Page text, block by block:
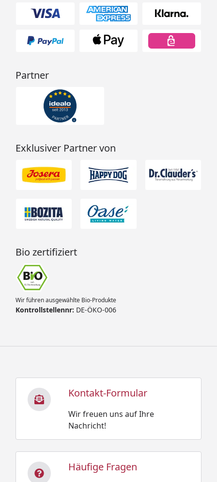
Partner
Exklusiver Partner von
Bio zertifiziert
Wir führen ausgewählte Bio-Produkte
Kontrollstellennr: DE-ÖKO-006
Kontakt-Formular
Wir freuen uns auf Ihre
Nachricht!
Häufige Fragen